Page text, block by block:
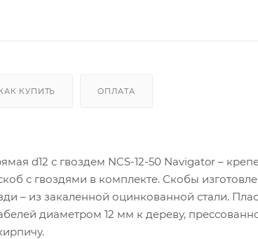
КУПИТЬ ОПЛАТА
d12 с гвоздем NCS-12-50 Navigator –
с гвоздями в комплекте. Скобы
– из закаленной оцинкованной стали.
диаметром 12 мм к дереву,